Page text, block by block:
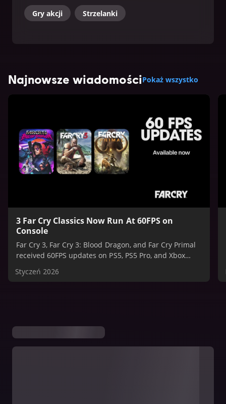
Gry akcji Strzelanki
Najnowsze wiadomościPokaż wszystko
3 Far Cry Classics Now Run At 60FPS on
Console
Far Cry 3, Far Cry 3: Blood Dragon, and Far Cry Primal
received 60FPS updates on PS5, PS5 Pro, and Xbox
Styczeń 2026